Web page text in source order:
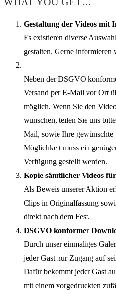
Gestaltung der Videos mit
Es existieren diverse
gestalten. Gerne informieren
Neben der DSGVO
Versand per E-Mail vor Ort
möglich. Wenn Sie den
wünschen, teilen Sie uns
Mail, sowie Ihre gewünschte
Möglichkeit muss ein
Verfügung gestellt werden.
Kopie sämtlicher Videos
Als Beweis unserer Aktion
Clips in Originalfassung
direkt nach dem Fest.
DSGVO konformer
Durch unser einmaliges
jeder Gast nur Zugang auf
Dafür bekommt jeder Gast
mit einem vorgedruckten